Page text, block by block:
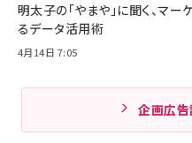
明太子の「やまや」に聞く、マ
るデータ活用術
4月14日 7:05
企画広告